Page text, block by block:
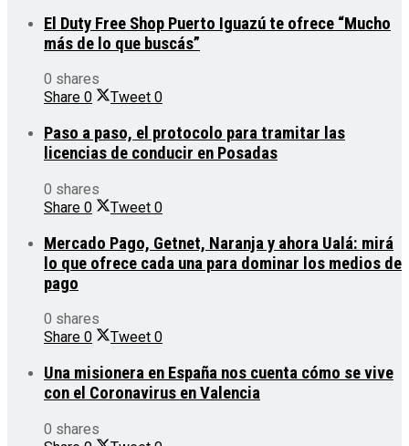
El Duty Free Shop Puerto Iguazú te ofrece “Mucho
más de lo que buscás”
0 shares
Share 0 Tweet 0
Paso a paso, el protocolo para tramitar las
licencias de conducir en Posadas
0 shares
Share 0 Tweet 0
Mercado Pago, Getnet, Naranja y ahora Ualá: mirá
lo que ofrece cada una para dominar los medios de
pago
0 shares
Share 0 Tweet 0
Una misionera en España nos cuenta cómo se vive
con el Coronavirus en Valencia
0 shares